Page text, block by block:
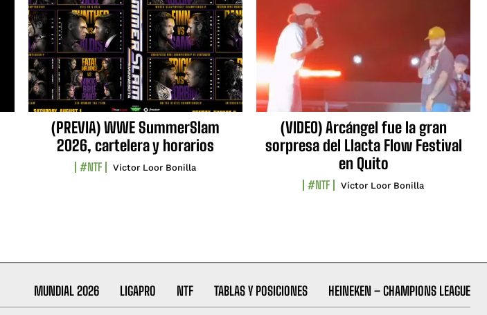
(PREVIA) WWE SummerSlam
2026, cartelera y horarios
#NTF Víctor Loor Bonilla
(VIDEO) Arcángel fue la gran
sorpresa del Llacta Flow Festival
en Quito
#NTF Víctor Loor Bonilla
MUNDIAL 2026 LIGAPRO NTF TABLAS Y POSICIONES HEINEKEN – CHAMPIONS LEAGUE